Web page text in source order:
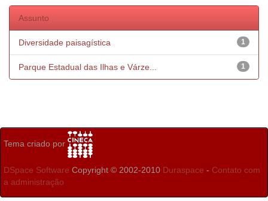
Assunto
1
Diversidade paisagística
1
Parque Estadual das Ilhas e Várze...
Tema criado por
DSpace Software Copyright © 2002-2010 Duraspace - Contato com
a administração